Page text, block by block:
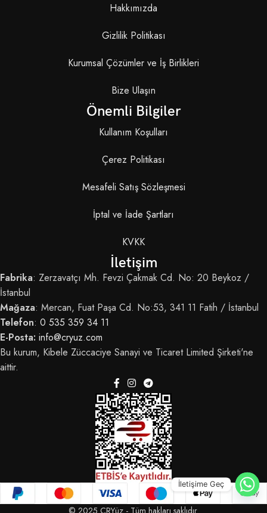
Hakkımızda
Gizlilik Politikası
Kurumsal Çözümler ve İş Birlikleri
Bize Ulaşın
Önemli Bilgiler
Kullanım Koşulları
Çerez Politikası
Mesafeli Satış Sözleşmesi
İptal ve İade Şartları
KVKK
İletişim
Fabrika: Zerzavatçı Mh. Fevzi Çakmak Cd. No: 20 Beykoz /
İstanbul
Mağaza: Mercan, Fuat Paşa Cd. No:53, 341 11 Fatih / İstanbul
Telefon: 0 535 359 34 11
E-Posta: info@cryuz.com
Bu kurum, Kibele Züccaciye Sanayi ve Ticaret Limited Şirketi'ne
aittir.
© 2025 CRYüz - Tüm hakları saklıdır.
İletişime Geç